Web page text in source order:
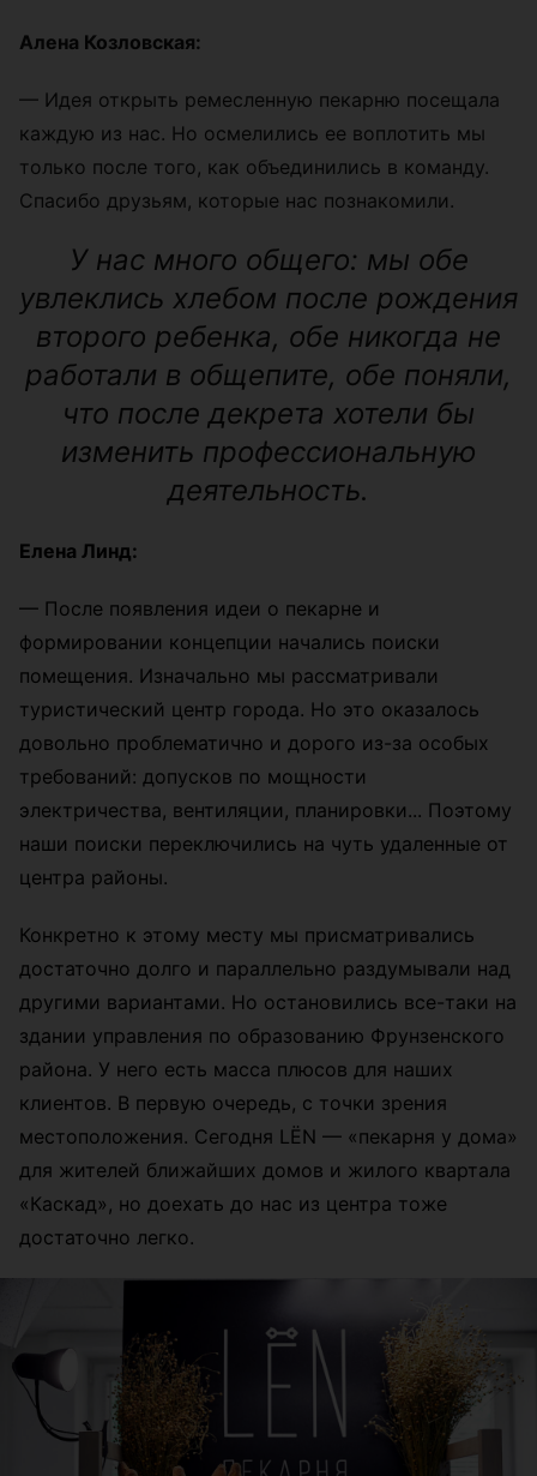
Алена Козловская:
— Идея открыть ремесленную пекарню посещала
каждую из нас. Но осмелились ее воплотить мы
только после того, как объединились в команду.
Спасибо друзьям, которые нас познакомили.
У нас много общего: мы обе
увлеклись хлебом после рождения
второго ребенка, обе никогда не
работали в общепите, обе поняли,
что после декрета хотели бы
изменить профессиональную
деятельность.
Елена Линд:
— После появления идеи о пекарне и
формировании концепции начались поиски
помещения. Изначально мы рассматривали
туристический центр города. Но это оказалось
довольно проблематично и дорого из-за особых
требований: допусков по мощности
электричества, вентиляции, планировки... Поэтому
наши поиски переключились на чуть удаленные от
центра районы.
Конкретно к этому месту мы присматривались
достаточно долго и параллельно раздумывали над
другими вариантами. Но остановились все-таки на
здании управления по образованию Фрунзенского
района. У него есть масса плюсов для наших
клиентов. В первую очередь, с точки зрения
местоположения. Сегодня LЁN — «пекарня у дома»
для жителей ближайших домов и жилого квартала
«Каскад», но доехать до нас из центра тоже
достаточно легко.